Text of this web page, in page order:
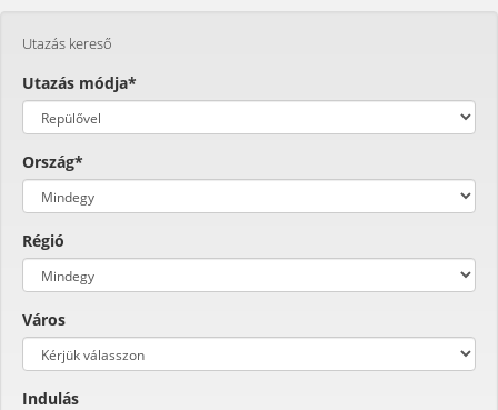
Utazás kereső
Utazás módja*
Ország*
Régió
Város
Indulás